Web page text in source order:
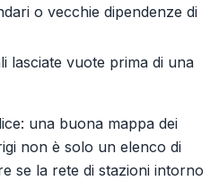
o vecchie dipendenze di
lasciate vuote prima di una
una buona mappa dei
non è solo un elenco di
se la rete di stazioni intorno